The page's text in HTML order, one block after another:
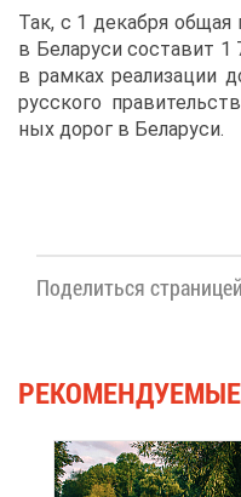
Так, с 1 де­каб­ря
в Бе­ла­ру­си со­ста­вит
в рам­ках ре­а­ли­за­ции
рус­ско­го
ных до­рог в Бе­ла­ру­си.
По­де­лить­ся